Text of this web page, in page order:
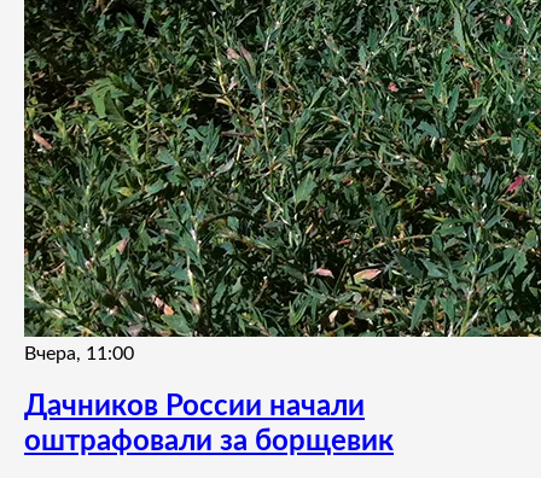
Вчера, 11:00
Дачников России начали
оштрафовали за борщевик